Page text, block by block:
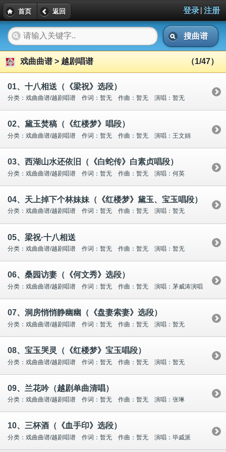
首页 返回 登录| 注册
搜曲谱
戏曲曲谱 > 越剧唱谱 （1/47）
01、十八相送（《梁祝》选段）
分类：戏曲曲谱/越剧唱谱 作词：暂无 作曲：暂无 演唱：暂无
02、黛玉焚稿（《红楼梦》唱段）
分类：戏曲曲谱/越剧唱谱 作词：暂无 作曲：暂无 演唱：王文娟
03、西湖山水还依旧（《白蛇传》白素贞唱段）
分类：戏曲曲谱/越剧唱谱 作词：暂无 作曲：暂无 演唱：何英
04、天上掉下个林妹妹（《红楼梦》黛玉、宝玉唱段）
分类：戏曲曲谱/越剧唱谱 作词：暂无 作曲：暂无 演唱：暂无
05、梁祝·十八相送
分类：戏曲曲谱/越剧唱谱 作词：暂无 作曲：暂无 演唱：暂无
06、桑园访妻（《何文秀》选段）
分类：戏曲曲谱/越剧唱谱 作词：暂无 作曲：暂无 演唱：茅威涛演唱
07、洞房悄悄静幽幽（《盘妻索妻》选段）
分类：戏曲曲谱/越剧唱谱 作词：暂无 作曲：暂无 演唱：暂无
08、宝玉哭灵（《红楼梦》宝玉唱段）
分类：戏曲曲谱/越剧唱谱 作词：暂无 作曲：暂无 演唱：暂无
09、兰花吟（越剧单曲清唱）
分类：戏曲曲谱/越剧唱谱 作词：暂无 作曲：暂无 演唱：张琳
10、三杯酒（《血手印》选段）
分类：戏曲曲谱/越剧唱谱 作词：暂无 作曲：暂无 演唱：毕戚派